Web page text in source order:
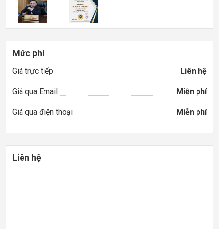
Mức phí
Giá trực tiếp Liên hệ
Giá qua Email Miễn phí
Giá qua điện thoại Miễn phí
Liên hệ